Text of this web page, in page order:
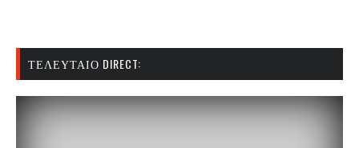
ΤΕΛΕΥΤΑΊΟ DIRECT: